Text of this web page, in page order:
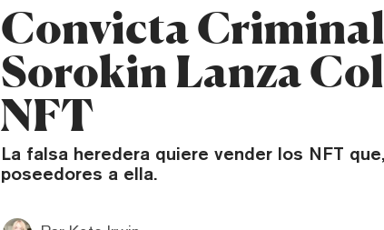
Convicta
Sorokin Lanza
NFT
La falsa heredera quiere vender los NFT
poseedores a ella.